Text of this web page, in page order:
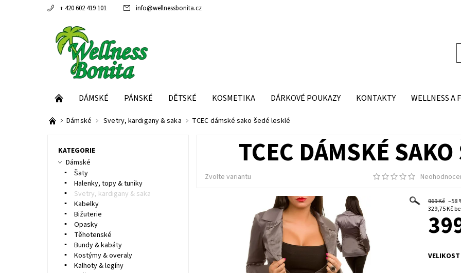
+ 420 602 419 101 info@wellnessbonita.cz
DÁMSKÉ PÁNSKÉ DĚTSKÉ KOSMETIKA DÁRKOVÉ POUKAZY KONTAKTY WELLNESS A
Dámské Svetry, kardigany & saka TCEC dámské sako šedé lesklé
TCEC DÁMSKÉ
Zvolte variantu
969 Kč –58
VELIKOST
KATEGORIE
Dámské
Šaty
Halenky, topy & tuniky
Svetry, kardigany & saka
Kabelky
Bižuterie
Opasky
Těhotenské
Bundy & kabáty
Kostýmy & overaly
Kalhoty & legíny